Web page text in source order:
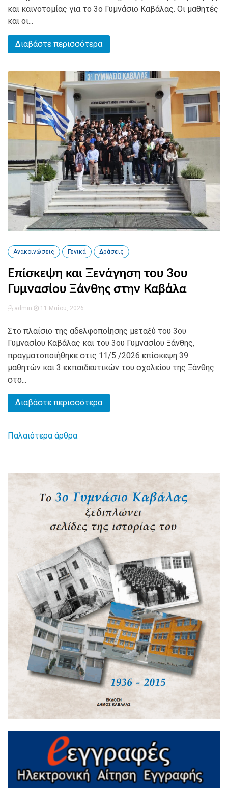
και καινοτομίας για το 3ο Γυμνάσιο Καβάλας. Οι μαθητές
και οι...
Διαβάστε περισσότερα
Ανακοινώσεις Γενικά Δράσεις
Επίσκεψη και Ξενάγηση του 3ου
Γυμνασίου Ξάνθης στην Καβάλα
admin 11 Μαΐου, 2026
Στο πλαίσιο της αδελφοποίησης μεταξύ του 3ου
Γυμνασίου Καβάλας και του 3ου Γυμνασίου Ξάνθης,
πραγματοποιήθηκε στις 11/5 /2026 επίσκεψη 39
μαθητών και 3 εκπαιδευτικών του σχολείου της Ξάνθης
στο...
Διαβάστε περισσότερα
Πλοήγηση
άρθρων
Παλαιότερα άρθρα